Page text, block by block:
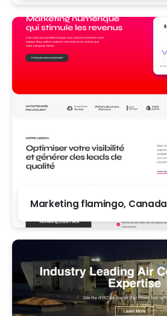
Marketing flamingo, Canada